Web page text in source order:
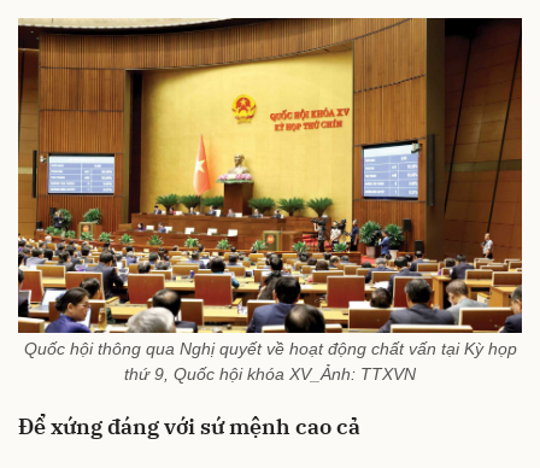
Quốc hội thông qua Nghị quyết về hoạt động chất vấn tại Kỳ họp
thứ 9, Quốc hội khóa XV_Ảnh: TTXVN
Để xứng đáng với sứ mệnh cao cả